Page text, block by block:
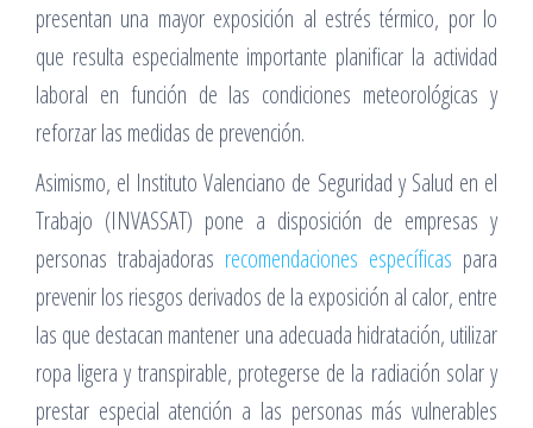
presentan una mayor exposición al estrés térmico, por lo
que resulta especialmente importante planificar la actividad
laboral en función de las condiciones meteorológicas y
reforzar las medidas de prevención.
Asimismo, el Instituto Valenciano de Seguridad y Salud en el
Trabajo (INVASSAT) pone a disposición de empresas y
personas trabajadoras recomendaciones específicas para
prevenir los riesgos derivados de la exposición al calor, entre
las que destacan mantener una adecuada hidratación, utilizar
ropa ligera y transpirable, protegerse de la radiación solar y
prestar especial atención a las personas más vulnerables